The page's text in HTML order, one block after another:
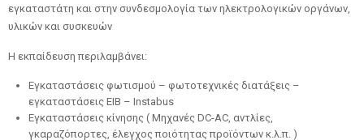
εγκαταστάτη και στην συνδεσμολογία των ηλεκτρολογικών οργάνων,
υλικών και συσκευών
Η εκπαίδευση περιλαμβάνει:
Εγκαταστάσεις φωτισμού – φωτοτεχνικές διατάξεις –
εγκαταστάσεις EIB – Instabus
Εγκαταστάσεις κίνησης ( Μηχανές DC-AC, αντλίες,
γκαραζόπορτες, έλεγχος ποιότητας προϊόντων κ.λ.π. )